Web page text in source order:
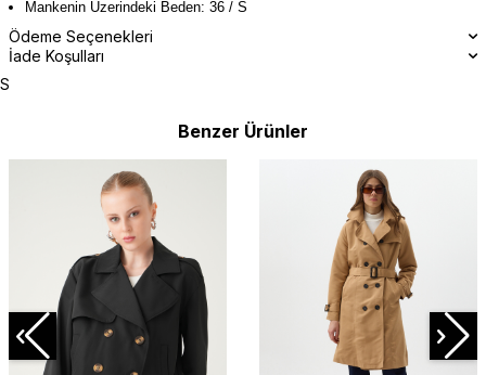
Mankenin Üzerindeki Beden: 36 / S
Ödeme Seçenekleri
İade Koşulları
S
Benzer Ürünler